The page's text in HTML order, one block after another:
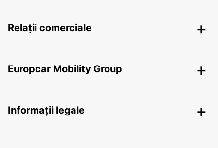
Relații comerciale
Europcar Mobility Group
Informații legale